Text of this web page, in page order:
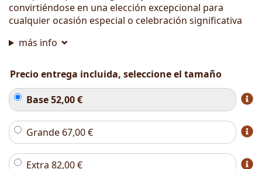
convirtiéndose en una elección excepcional para
cualquier ocasión especial o celebración significativa
más info
Precio entrega incluida, seleccione el tamaño
Base52,00€
Grande 67,00€
Extra 82,00€